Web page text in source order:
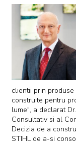
clientii prin
construite pentru
lume", a declarat
Consultativ si al
Decizia de a
STIHL de a-si